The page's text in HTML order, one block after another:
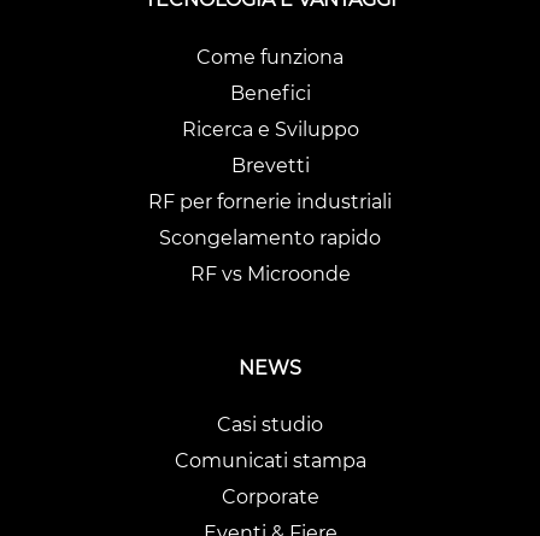
Come funziona
Benefici
Ricerca e Sviluppo
Brevetti
RF per fornerie industriali
Scongelamento rapido
RF vs Microonde
NEWS
Casi studio
Comunicati stampa
Corporate